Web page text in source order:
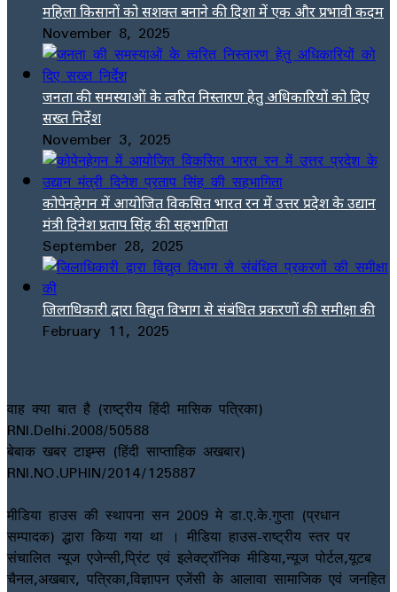
महिला किसानों को सशक्त बनाने की दिशा में एक और प्रभावी कदम
November 8, 2025
जनता की समस्याओं के त्वरित निस्तारण हेतु अधिकारियों को दिए
सख्त निर्देश
November 3, 2025
कोपेनहेगन में आयोजित विकसित भारत रन में उत्तर प्रदेश के उद्यान
मंत्री दिनेश प्रताप सिंह की सहभागिता
September 28, 2025
जिलाधिकारी द्वारा विद्युत विभाग से संबंधित प्रकरणों की समीक्षा की
February 11, 2025
वाह क्या बात है (राष्ट्रीय हिंदी मासिक पत्रिका)
RNI.Delhi.2008/50588
बेबाक खबर टाइम्स (हिंदी साप्ताहिक अखबार)
RNI.NO.UPHIN/2014/125887
मीडिया हाउस की स्थापना सन 2009 मे डा.ए.के.गुप्ता (प्रधान
सम्पादक) द्धारा किया गया था । मीडिया हाउस-राष्ट्रीय स्तर पर
संचालित न्यूज एजेन्सी,प्रिंट एवं इलेक्ट्रॉनिक मीडिया,न्यूज पोर्टल,यूटब
चैनल,अखबार, पत्रिका,विज्ञापन एजेंसी के आलावा सामाजिक एवं जनहित